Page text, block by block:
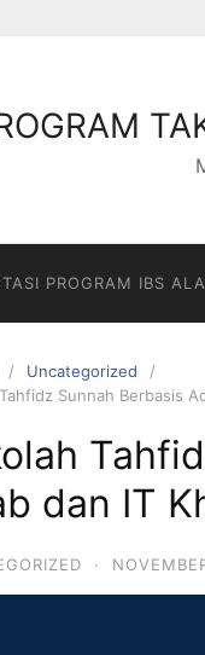
PROGRAM IBS
Uncategorized
Sunnah Berbasis
dan IT
·